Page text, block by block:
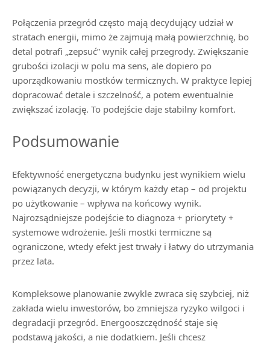
Połączenia przegród często mają decydujący udział w
stratach energii, mimo że zajmują małą powierzchnię, bo
detal potrafi „zepsuć” wynik całej przegrody. Zwiększanie
grubości izolacji w polu ma sens, ale dopiero po
uporządkowaniu mostków termicznych. W praktyce lepiej
dopracować detale i szczelność, a potem ewentualnie
zwiększać izolację. To podejście daje stabilny komfort.
Podsumowanie
Efektywność energetyczna budynku jest wynikiem wielu
powiązanych decyzji, w którym każdy etap – od projektu
po użytkowanie – wpływa na końcowy wynik.
Najrozsądniejsze podejście to diagnoza + priorytety +
systemowe wdrożenie. Jeśli mostki termiczne są
ograniczone, wtedy efekt jest trwały i łatwy do utrzymania
przez lata.
Kompleksowe planowanie zwykle zwraca się szybciej, niż
zakłada wielu inwestorów, bo zmniejsza ryzyko wilgoci i
degradacji przegród. Energooszczędność staje się
podstawą jakości, a nie dodatkiem. Jeśli chcesz